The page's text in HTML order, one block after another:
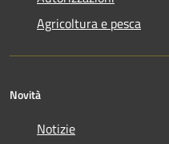
Agricoltura e pesca
Novità
Notizie